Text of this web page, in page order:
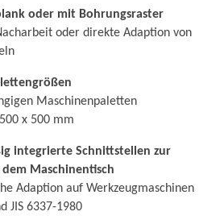
oder mit Bohrungsraster
oder direkte Adaption von
Maschinenpaletten
x 500 mm
integrierte Schnittstellen zur
Maschinentisch
Adaption auf Werkzeugmaschinen
JIS 6337-1980